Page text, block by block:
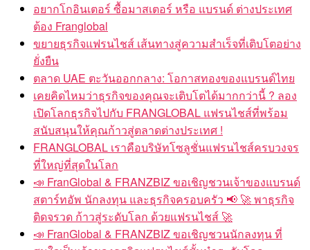
อยากโกอินเตอร์ ซื้อมาสเตอร์ หรือ แบรนด์ ต่างประเทศ
ต้อง Franglobal
ขยายธุรกิจแฟรนไชส์ เส้นทางสู่ความสำเร็จที่เติบโตอย่าง
ยั่งยืน
ตลาด UAE ตะวันออกกลาง: โอกาสทองของแบรนด์ไทย
เคยคิดไหมว่าธุรกิจของคุณจะเติบโตได้มากกว่านี้ ? ลอง
เปิดโลกธุรกิจไปกับ FRANGLOBAL แฟรนไชส์ที่พร้อม
สนับสนุนให้คุณก้าวสู่ตลาดต่างประเทศ !
FRANGLOBAL เราคือบริษัทโซลูชั่นแฟรนไชส์ครบวงจร
ที่ใหญ่ที่สุดในโลก
📣 FranGlobal & FRANZBIZ ขอเชิญชวนเจ้าของแบรนด์
สตาร์ทอัพ นักลงทุน และธุรกิจครอบครัว 📢 🚀 พาธุรกิจ
ติดจรวด ก้าวสู่ระดับโลก ด้วยแฟรนไชส์ 🚀
📣 FranGlobal & FRANZBIZ ขอเชิญชวนนักลงทุน ที่